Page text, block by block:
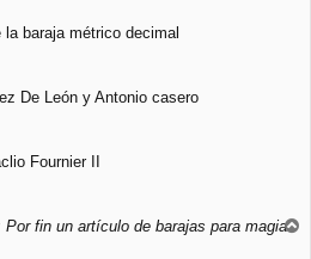
baraja métrico decimal
De León y Antonio casero
Fournier II
fin un artículo de barajas para magia